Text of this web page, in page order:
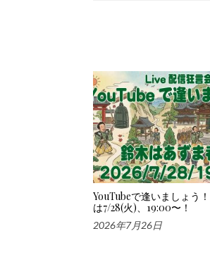
YouTubeで逢いましょう
は7/28(火)、19:00〜！
2026年7月26日